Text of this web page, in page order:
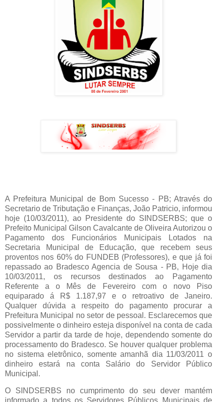
A Prefeitura Municipal de Bom Sucesso - PB; Através do
Secretario de Tributação e Finanças, João Patricio, informou
hoje (10/03/2011), ao Presidente do SINDSERBS; que o
Prefeito Municipal Gilson Cavalcante de Oliveira Autorizou o
Pagamento dos Funcionários Municipais Lotados na
Secretaria Municipal de Educação, que recebem seus
proventos nos 60% do FUNDEB (Professores), e que já foi
repassado ao Bradesco Agencia de Sousa - PB, Hoje dia
10/03/2011, os recursos destinados ao Pagamento
Referente a o Mês de Fevereiro com o novo Piso
equiparado á R$ 1.187,97 e o retroativo de Janeiro.
Qualquer dúvida a respeito do pagamento procurar a
Prefeitura Municipal no setor de pessoal. Esclarecemos que
possivelmente o dinheiro esteja disponível na conta de cada
Servidor a partir da tarde de hoje, dependendo somente do
processamento do Bradesco. Se houver qualquer problema
no sistema eletrônico, somente amanhã dia 11/03/2011 o
dinheiro estará na conta Salário do Servidor Público
Municipal.
O SINDSERBS no cumprimento do seu dever mantém